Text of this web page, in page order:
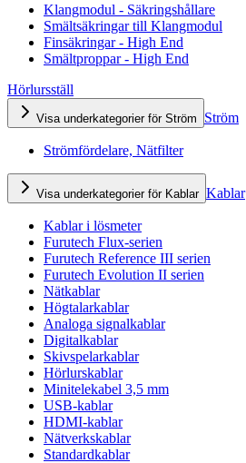
Klangmodul - Säkringshållare
Smältsäkringar till Klangmodul
Finsäkringar - High End
Smältproppar - High End
Hörlursställ
Visa underkategorier för Ström Ström
Strömfördelare, Nätfilter
Visa underkategorier för Kablar Kablar
Kablar i lösmeter
Furutech Flux-serien
Furutech Reference III serien
Furutech Evolution II serien
Nätkablar
Högtalarkablar
Analoga signalkablar
Digitalkablar
Skivspelarkablar
Hörlurskablar
Minitelekabel 3,5 mm
USB-kablar
HDMI-kablar
Nätverkskablar
Standardkablar